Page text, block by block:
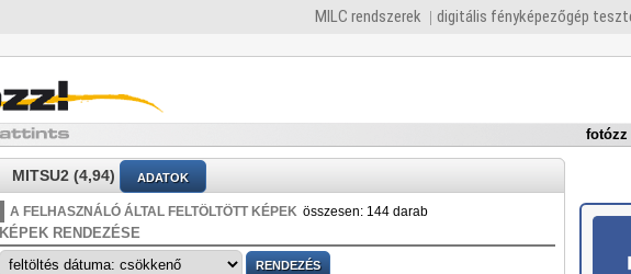
MILC rendszerek digitális fényképezőgép
MITSU2 (4,94) ADATOK
A FELHASZNÁLÓ ÁLTAL FELTÖLTÖTT KÉPEK összesen: 144 darab
KÉPEK RENDEZÉSE